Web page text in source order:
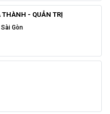
THÀNH - QUẢN TRỊ
Gòn